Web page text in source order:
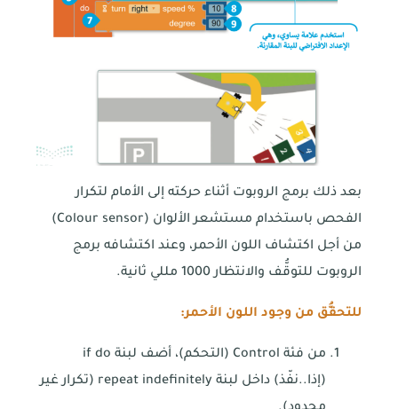
بعد ذلك برمج الروبوت أثناء حركته إلى الأمام لتكرار
الفحص باستخدام مستشعر الألوان (Colour sensor)
من أجل اكتشاف اللون الأحمر، وعند اكتشافه برمج
الروبوت للتوقُّف والانتظار 1000 مللي ثانية.
للتحقُّق من وجود اللون الأحمر:
من فئة Control (التحكم)، أضف لبنة if do
(إذا..نفّذ) داخل لبنة repeat indefinitely (تكرار غير